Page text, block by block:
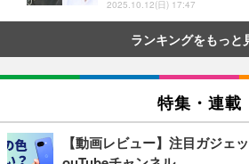
2025.10.12(日) 17:47
ランキングをもっと
特集・連載
【動画レビュー】注目ガジェ